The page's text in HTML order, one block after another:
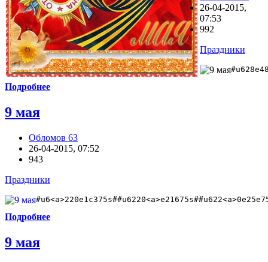
26-04-2015,
07:53
992
Праздники
Подробнее
9 мая
Обломов 63
26-04-2015, 07:52
943
Праздники
Подробнее
9 мая